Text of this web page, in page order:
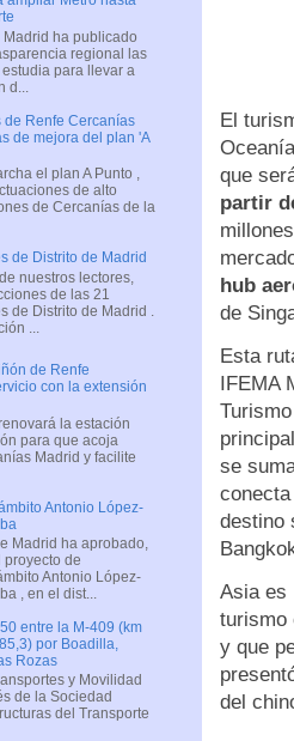
El
que
partir
hub
de
Esta
IFEMA
se
destino
Asia es
turismo
y que
del
ha publicado
regional las
para llevar a
de Renfe Cercanías
de mejora del plan 'A
el plan A Punto ,
de alto
de Cercanías de la
de Distrito de Madrid
nuestros lectores,
de las 21
de Distrito de Madrid .
...
de Renfe
con la extensión
la estación
para que acoja
Madrid y facilite
Antonio López-
Madrid ha aprobado,
proyecto de
Antonio López-
, en el dist...
entre la M-409 (km
por Boadilla,
Rozas
y Movilidad
de la Sociedad
del Transporte